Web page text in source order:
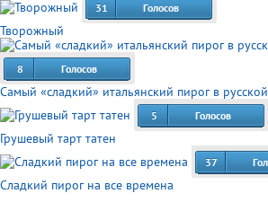
31 Голосов
Творожный
8 Голосов
Самый «сладкий» итальянский пирог в
5 Голосов
Грушевый тарт татен
37
Сладкий пирог на все времена